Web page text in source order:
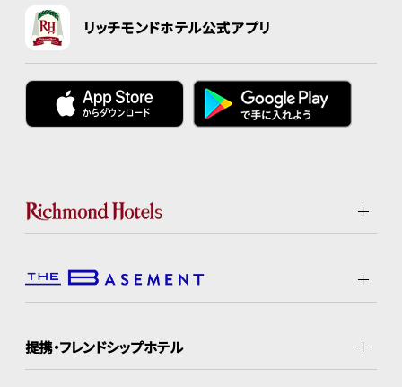
リッチモンドホテル公式アプリ
提携・フレンドシップホテル